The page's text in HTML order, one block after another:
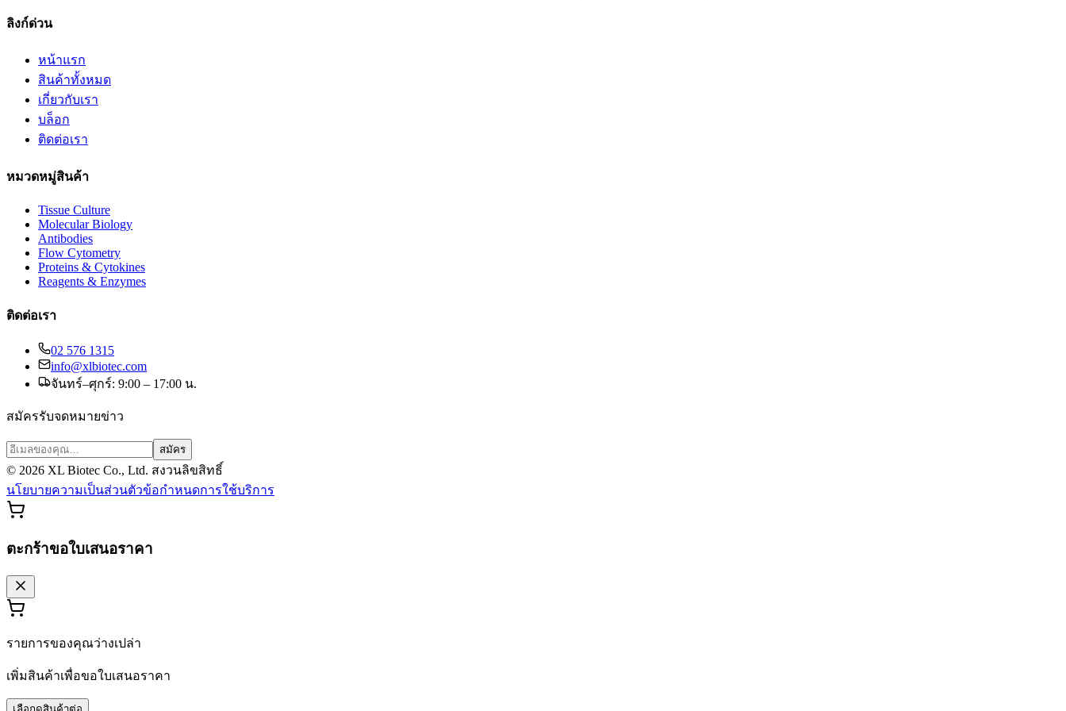
ลิงก์ด่วน
หน้าแรก
สินค้าทั้งหมด
เกี่ยวกับเรา
บล็อก
ติดต่อเรา
หมวดหมู่สินค้า
Tissue Culture
Molecular Biology
Antibodies
Flow Cytometry
Proteins & Cytokines
Reagents & Enzymes
ติดต่อเรา
02 576 1315
info@xlbiotec.com
จันทร์–ศุกร์: 9:00 – 17:00 น.
สมัครรับจดหมายข่าว
สมัคร
© 2026 XL Biotec Co., Ltd. สงวนลิขสิทธิ์
นโยบายความเป็นส่วนตัวข้อกำหนดการใช้บริการ
ตะกร้าขอใบเสนอราคา
รายการของคุณว่างเปล่า
เพิ่มสินค้าเพื่อขอใบเสนอราคา